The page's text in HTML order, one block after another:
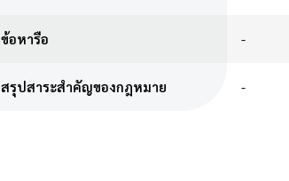
ข้อหารือ -
สรุปสาระสำคัญของกฎหมาย -